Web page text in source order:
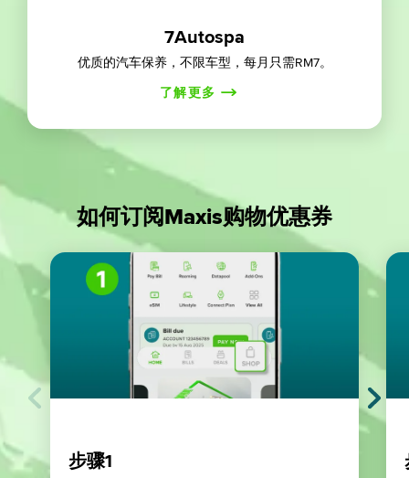
7Autospa
优质的汽车保养，不限车型，每月只需RM7。
了解更多
如何订阅Maxis购物优惠券
步骤1